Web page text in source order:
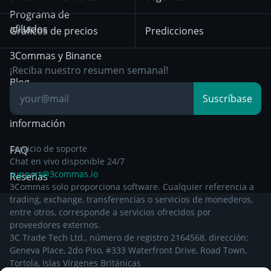
Bybit
Position Trading
Breakout Trading
Aviso de privacidad a
partir del 29 de
diciembre de 2024
Otra documentación
legal
Programa de
afiliados
3Commas y Binance
Blog
Centro de
información
FAQ
Reseñas
Gráficos de precios Predicciones
¡Reciba nuestro resumen semanal!
Suscríbase
Servicio de soporte
Chat en vivo disponible 24/7
support@3commas.io
3Commas solo proporciona software. Cualquier referencia a
trading, exchange, transferencias o servicios de monederos,
entre otros, corresponde a servicios ofrecidos por
proveedores externos.
3C Trade Tech Ltd., número de registro 2164568, dirección:
Geneva Place, 2do Piso, #333 Waterfront Drive, Road Town,
Tortola, Islas Vírgenes Británicas